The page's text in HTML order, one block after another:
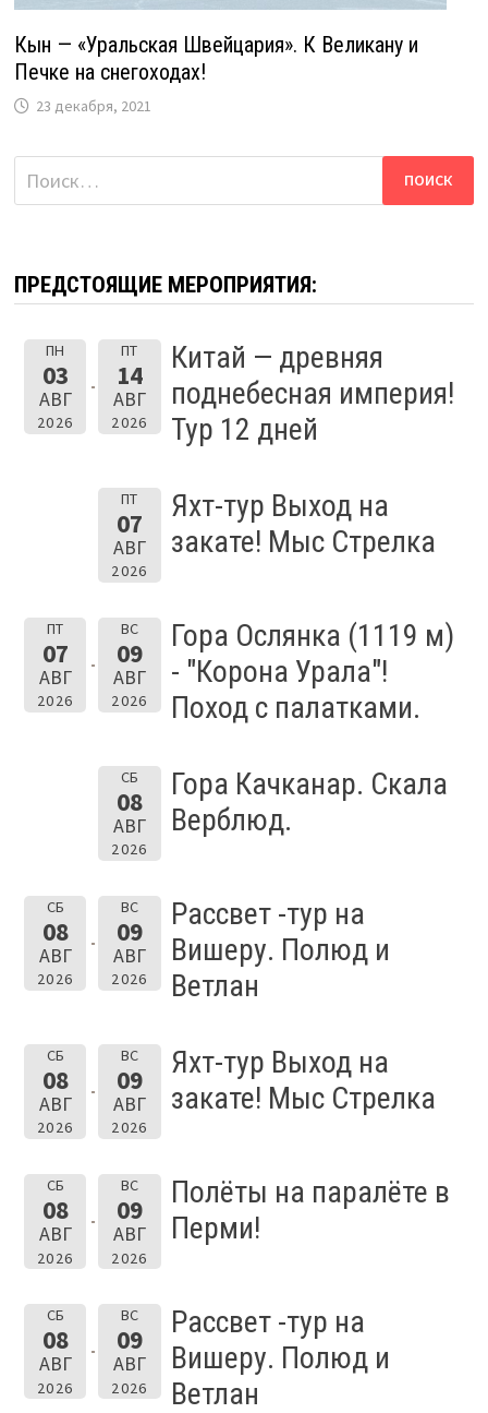
Кын — «Уральская Швейцария». К Великану и
Печке на снегоходах!
23 декабря, 2021
Найти:
ПРЕДСТОЯЩИЕ МЕРОПРИЯТИЯ:
ПН
03
АВГ
2026
ПТ
14
АВГ
2026
Китай — древняя
поднебесная империя!
Тур 12 дней
ПТ
07
АВГ
2026
Яхт-тур Выход на
закате! Мыс Стрелка
ПТ
07
АВГ
2026
ВС
09
АВГ
2026
Гора Ослянка (1119 м)
- "Корона Урала"!
Поход с палатками.
СБ
08
АВГ
2026
Гора Качканар. Скала
Верблюд.
СБ
08
АВГ
2026
ВС
09
АВГ
2026
Рассвет -тур на
Вишеру. Полюд и
Ветлан
СБ
08
АВГ
2026
ВС
09
АВГ
2026
Яхт-тур Выход на
закате! Мыс Стрелка
СБ
08
АВГ
2026
ВС
09
АВГ
2026
Полёты на паралёте в
Перми!
СБ
08
АВГ
2026
ВС
09
АВГ
2026
Рассвет -тур на
Вишеру. Полюд и
Ветлан